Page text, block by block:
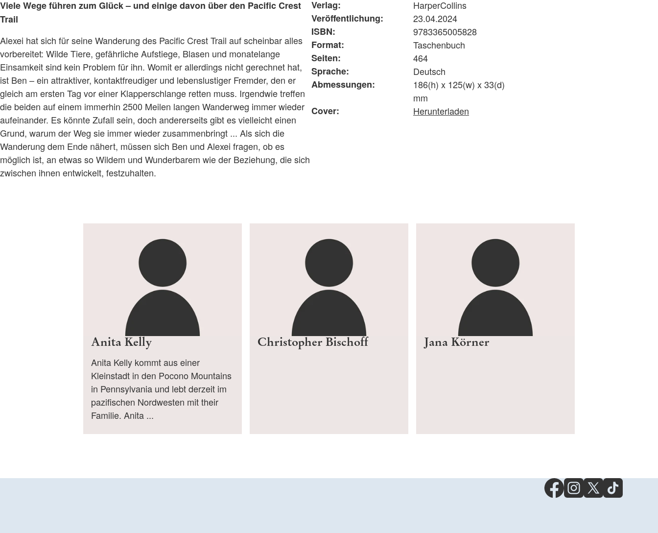
Viele Wege führen zum Glück – und einige davon über den Pacific Crest
Trail
Alexei hat sich für seine Wanderung des Pacific Crest Trail auf scheinbar alles
vorbereitet: Wilde Tiere, gefährliche Aufstiege, Blasen und monatelange
Einsamkeit sind kein Problem für ihn. Womit er allerdings nicht gerechnet hat,
ist Ben – ein attraktiver, kontaktfreudiger und lebenslustiger Fremder, den er
gleich am ersten Tag vor einer Klapperschlange retten muss. Irgendwie treffen
die beiden auf einem immerhin 2500 Meilen langen Wanderweg immer wieder
aufeinander. Es könnte Zufall sein, doch andererseits gibt es vielleicht einen
Grund, warum der Weg sie immer wieder zusammenbringt ... Als sich die
Wanderung dem Ende nähert, müssen sich Ben und Alexei fragen, ob es
möglich ist, an etwas so Wildem und Wunderbarem wie der Beziehung, die sich
zwischen ihnen entwickelt, festzuhalten.
Verlag:
HarperCollins
Veröffentlichung:
23.04.2024
ISBN:
9783365005828
Format:
Taschenbuch
Seiten:
464
Sprache:
Deutsch
Abmessungen:
186(h) x 125(w) x 33(d)
mm
Cover:
Herunterladen
Anita Kelly
Anita Kelly kommt aus einer
Kleinstadt in den Pocono Mountains
in Pennsylvania und lebt derzeit im
pazifischen Nordwesten mit their
Familie. Anita ...
Christopher Bischoff Jana Körner